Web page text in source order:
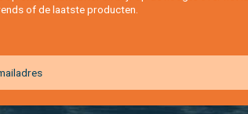
of de laat­ste pro­duc­ten.